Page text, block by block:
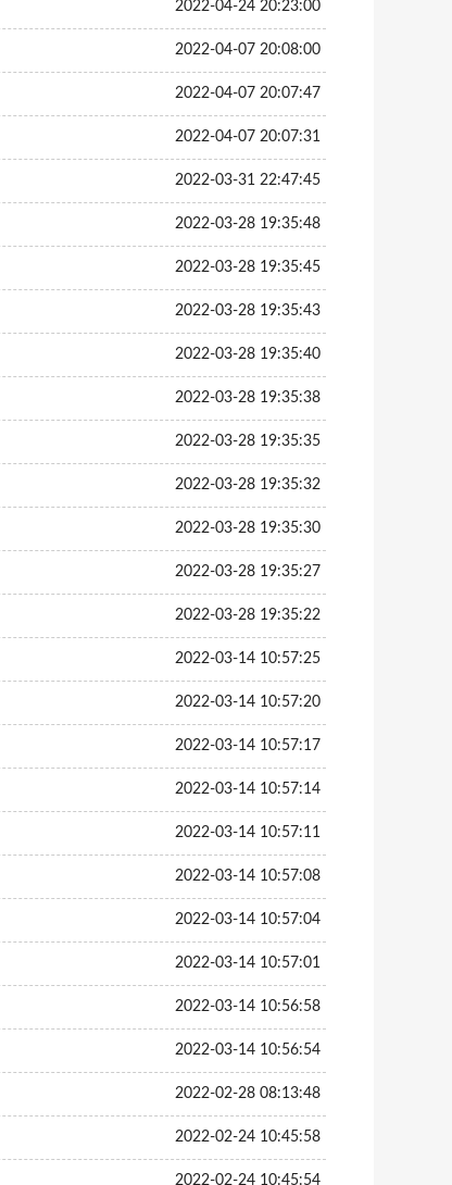
2022-04-24 20:23:00
2022-04-07 20:08:00
2022-04-07 20:07:47
2022-04-07 20:07:31
2022-03-31 22:47:45
2022-03-28 19:35:48
2022-03-28 19:35:45
2022-03-28 19:35:43
2022-03-28 19:35:40
2022-03-28 19:35:38
2022-03-28 19:35:35
2022-03-28 19:35:32
2022-03-28 19:35:30
2022-03-28 19:35:27
2022-03-28 19:35:22
2022-03-14 10:57:25
2022-03-14 10:57:20
2022-03-14 10:57:17
2022-03-14 10:57:14
2022-03-14 10:57:11
2022-03-14 10:57:08
2022-03-14 10:57:04
2022-03-14 10:57:01
2022-03-14 10:56:58
2022-03-14 10:56:54
2022-02-28 08:13:48
2022-02-24 10:45:58
2022-02-24 10:45:54